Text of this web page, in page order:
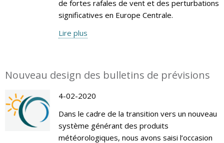
de fortes rafales de vent et des perturbations
significatives en Europe Centrale.
Lire plus
Nouveau design des bulletins de prévisions
4-02-2020
Dans le cadre de la transition vers un nouveau
système générant des produits
météorologiques, nous avons saisi l’occasion